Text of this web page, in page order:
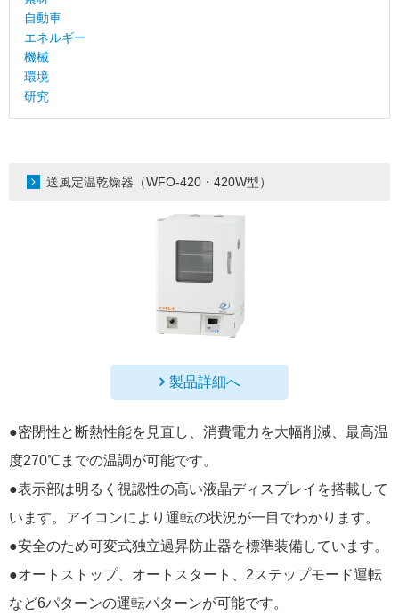
自動車
エネルギー
機械
環境
研究
送風定温乾燥器（WFO-420・420W型）
製品詳細へ
●密閉性と断熱性能を見直し、消費電力を大幅削減、最高温
度270℃までの温調が可能です。
●表示部は明るく視認性の高い液晶ディスプレイを搭載して
います。アイコンにより運転の状況が一目でわかります。
●安全のため可変式独立過昇防止器を標準装備しています。
●オートストップ、オートスタート、2ステップモード運転
など6パターンの運転パターンが可能です。